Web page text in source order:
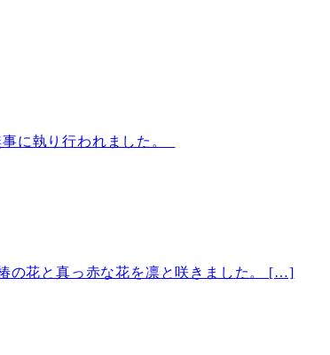
に執り行われました。
の花と真っ赤な花を凛と咲きました。 […]